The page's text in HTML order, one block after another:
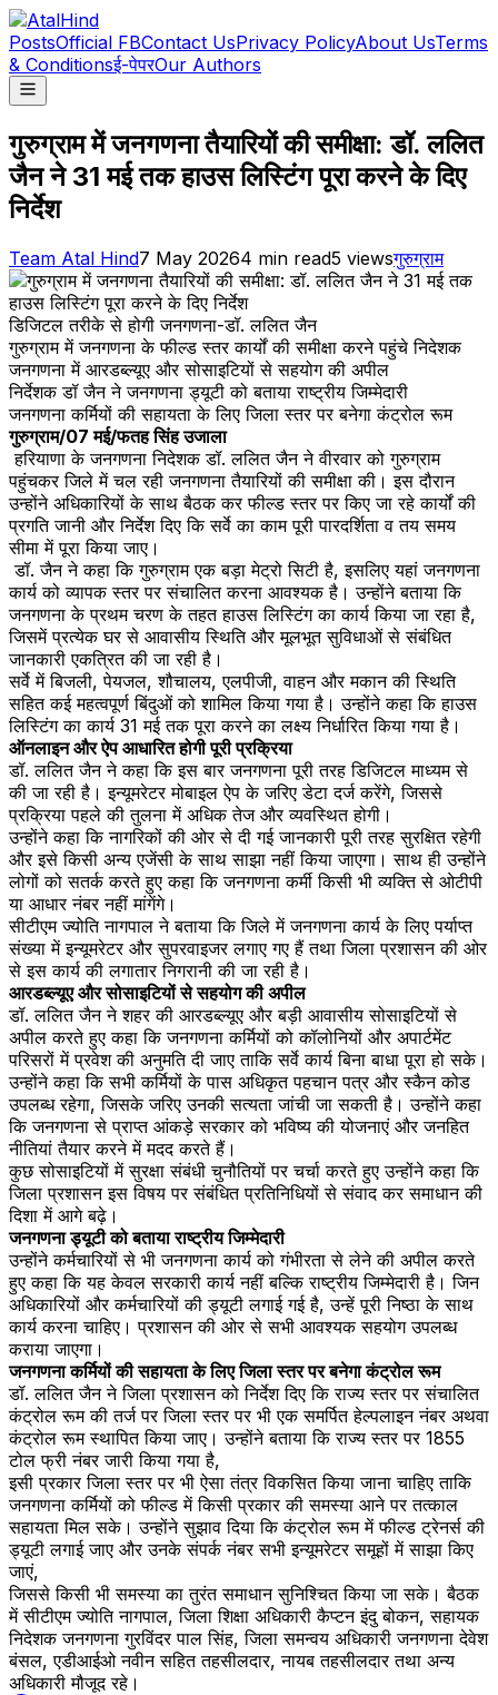
PostsOfficial FBContact UsPrivacy PolicyAbout UsTerms
& Conditionsई-पेपरOur Authors
गुरुग्राम में जनगणना तैयारियों की समीक्षा: डॉ. ललित
जैन ने 31 मई तक हाउस लिस्टिंग पूरा करने के दिए
निर्देश
Team Atal Hind7 May 20264 min read5 viewsगुरुग्राम
डिजिटल तरीके से होगी जनगणना-डॉ. ललित जैन
गुरुग्राम में जनगणना के फील्ड स्तर कार्यों की समीक्षा करने पहुंचे निदेशक
जनगणना में आरडब्ल्यूए और सोसाइटियों से सहयोग की अपील
निर्देशक डॉ जैन ने जनगणना ड्यूटी को बताया राष्ट्रीय जिम्मेदारी
जनगणना कर्मियों की सहायता के लिए जिला स्तर पर बनेगा कंट्रोल रूम
गुरुग्राम/07 मई/फतह सिंह उजाला
हरियाणा के जनगणना निदेशक डॉ. ललित जैन ने वीरवार को गुरुग्राम
पहुंचकर जिले में चल रही जनगणना तैयारियों की समीक्षा की। इस दौरान
उन्होंने अधिकारियों के साथ बैठक कर फील्ड स्तर पर किए जा रहे कार्यों की
प्रगति जानी और निर्देश दिए कि सर्वे का काम पूरी पारदर्शिता व तय समय
सीमा में पूरा किया जाए।
डॉ. जैन ने कहा कि गुरुग्राम एक बड़ा मेट्रो सिटी है, इसलिए यहां जनगणना
कार्य को व्यापक स्तर पर संचालित करना आवश्यक है। उन्होंने बताया कि
जनगणना के प्रथम चरण के तहत हाउस लिस्टिंग का कार्य किया जा रहा है,
जिसमें प्रत्येक घर से आवासीय स्थिति और मूलभूत सुविधाओं से संबंधित
जानकारी एकत्रित की जा रही है।
सर्वे में बिजली, पेयजल, शौचालय, एलपीजी, वाहन और मकान की स्थिति
सहित कई महत्वपूर्ण बिंदुओं को शामिल किया गया है। उन्होंने कहा कि हाउस
लिस्टिंग का कार्य 31 मई तक पूरा करने का लक्ष्य निर्धारित किया गया है।
ऑनलाइन और ऐप आधारित होगी पूरी प्रक्रिया
डॉ. ललित जैन ने कहा कि इस बार जनगणना पूरी तरह डिजिटल माध्यम से
की जा रही है। इन्यूमरेटर मोबाइल ऐप के जरिए डेटा दर्ज करेंगे, जिससे
प्रक्रिया पहले की तुलना में अधिक तेज और व्यवस्थित होगी।
उन्होंने कहा कि नागरिकों की ओर से दी गई जानकारी पूरी तरह सुरक्षित रहेगी
और इसे किसी अन्य एजेंसी के साथ साझा नहीं किया जाएगा। साथ ही उन्होंने
लोगों को सतर्क करते हुए कहा कि जनगणना कर्मी किसी भी व्यक्ति से ओटीपी
या आधार नंबर नहीं मांगेंगे।
सीटीएम ज्योति नागपाल ने बताया कि जिले में जनगणना कार्य के लिए पर्याप्त
संख्या में इन्यूमरेटर और सुपरवाइजर लगाए गए हैं तथा जिला प्रशासन की ओर
से इस कार्य की लगातार निगरानी की जा रही है।
आरडब्ल्यूए और सोसाइटियों से सहयोग की अपील
डॉ. ललित जैन ने शहर की आरडब्ल्यूए और बड़ी आवासीय सोसाइटियों से
अपील करते हुए कहा कि जनगणना कर्मियों को कॉलोनियों और अपार्टमेंट
परिसरों में प्रवेश की अनुमति दी जाए ताकि सर्वे कार्य बिना बाधा पूरा हो सके।
उन्होंने कहा कि सभी कर्मियों के पास अधिकृत पहचान पत्र और स्कैन कोड
उपलब्ध रहेगा, जिसके जरिए उनकी सत्यता जांची जा सकती है। उन्होंने कहा
कि जनगणना से प्राप्त आंकड़े सरकार को भविष्य की योजनाएं और जनहित
नीतियां तैयार करने में मदद करते हैं।
कुछ सोसाइटियों में सुरक्षा संबंधी चुनौतियों पर चर्चा करते हुए उन्होंने कहा कि
जिला प्रशासन इस विषय पर संबंधित प्रतिनिधियों से संवाद कर समाधान की
दिशा में आगे बढ़े।
जनगणना ड्यूटी को बताया राष्ट्रीय जिम्मेदारी
उन्होंने कर्मचारियों से भी जनगणना कार्य को गंभीरता से लेने की अपील करते
हुए कहा कि यह केवल सरकारी कार्य नहीं बल्कि राष्ट्रीय जिम्मेदारी है। जिन
अधिकारियों और कर्मचारियों की ड्यूटी लगाई गई है, उन्हें पूरी निष्ठा के साथ
कार्य करना चाहिए। प्रशासन की ओर से सभी आवश्यक सहयोग उपलब्ध
कराया जाएगा।
जनगणना कर्मियों की सहायता के लिए जिला स्तर पर बनेगा कंट्रोल रूम
डॉ. ललित जैन ने जिला प्रशासन को निर्देश दिए कि राज्य स्तर पर संचालित
कंट्रोल रूम की तर्ज पर जिला स्तर पर भी एक समर्पित हेल्पलाइन नंबर अथवा
कंट्रोल रूम स्थापित किया जाए। उन्होंने बताया कि राज्य स्तर पर 1855
टोल फ्री नंबर जारी किया गया है,
इसी प्रकार जिला स्तर पर भी ऐसा तंत्र विकसित किया जाना चाहिए ताकि
जनगणना कर्मियों को फील्ड में किसी प्रकार की समस्या आने पर तत्काल
सहायता मिल सके। उन्होंने सुझाव दिया कि कंट्रोल रूम में फील्ड ट्रेनर्स की
ड्यूटी लगाई जाए और उनके संपर्क नंबर सभी इन्यूमरेटर समूहों में साझा किए
जाएं,
जिससे किसी भी समस्या का तुरंत समाधान सुनिश्चित किया जा सके। बैठक
में सीटीएम ज्योति नागपाल, जिला शिक्षा अधिकारी कैप्टन इंदु बोकन, सहायक
निदेशक जनगणना गुरविंदर पाल सिंह, जिला समन्वय अधिकारी जनगणना देवेश
बंसल, एडीआईओ नवीन सहित तहसीलदार, नायब तहसीलदार तथा अन्य
अधिकारी मौजूद रहे।